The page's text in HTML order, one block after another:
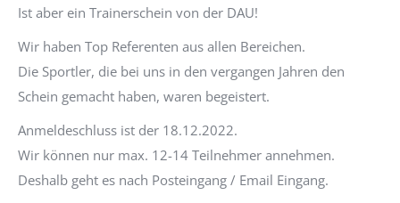
Ist aber ein Trainerschein von der DAU!
Wir haben Top Referenten aus allen Bereichen.
Die Sportler, die bei uns in den vergangen Jahren den
Schein gemacht haben, waren begeistert.
Anmeldeschluss ist der 18.12.2022.
Wir können nur max. 12-14 Teilnehmer annehmen.
Deshalb geht es nach Posteingang / Email Eingang.